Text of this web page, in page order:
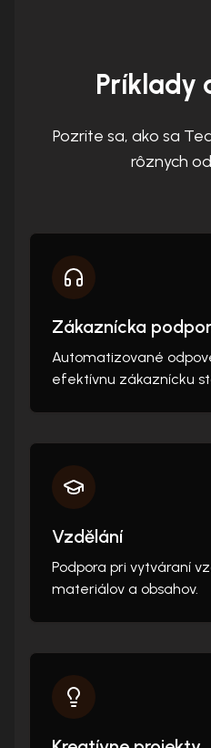
Príklady
Pozrite sa, ako sa
rôznych
Zákaznícka
Automatizované
efektívnu zákaznícku
Vzdělání
Podpora pri vytváraní
materiálov a obsahov.